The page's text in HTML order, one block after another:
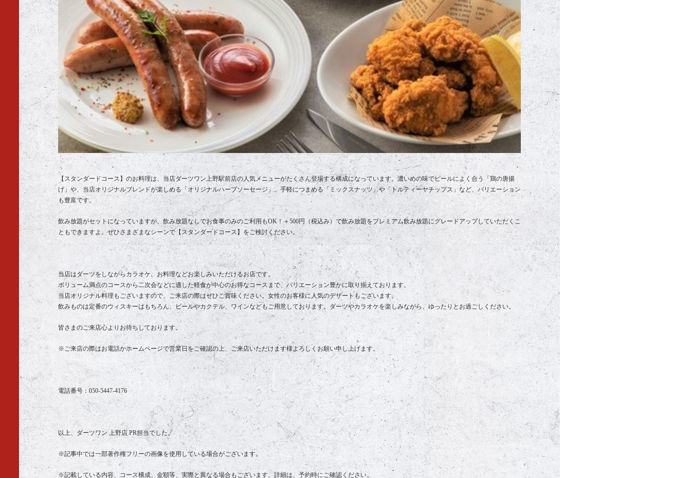
【スタンダードコース】のお料理は、当店ダーツワン上野駅前店の人気メニューがたくさん登場する構成になっています。濃いめの味でビールによく合う「鶏の唐揚
げ」や、当店オリジナルブレンドが楽しめる「オリジナルハーブソーセージ」、手軽につまめる「ミックスナッツ」や「トルティーヤチップス」など、バリエーション
も豊富です。
飲み放題がセットになっていますが、飲み放題なしでお食事のみのご利用もOK！＋500円（税込み）で飲み放題をプレミアム飲み放題にグレードアップしていただくこ
ともできますよ。ぜひさまざまなシーンで【スタンダードコース】をご検討ください。
当店はダーツをしながらカラオケ、お料理などお楽しみいただけるお店です。
ボリューム満点のコースから二次会などに適した軽食が中心のお得なコースまで、バリエーション豊かに取り揃えております。
当店オリジナル料理もございますので、ご来店の際はぜひご賞味ください。女性のお客様に人気のデザートもございます。
飲みものは定番のウィスキーはもちろん、ビールやカクテル、ワインなどもご用意しております。ダーツやカラオケを楽しみながら、ゆったりとお過ごしください。
皆さまのご来店心よりお待ちしております。
※ご来店の際はお電話かホームページで営業日をご確認の上、ご来店いただけます様よろしくお願い申し上げます。
電話番号： 050-5447-4176
以上、ダーツワン 上野店 PR担当でした。
※記事中では一部著作権フリーの画像を使用している場合がございます。
※記載している内容、コース構成、金額等、実際と異なる場合もございます。詳細は、予約時にご確認ください。